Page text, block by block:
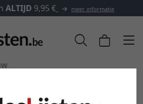
meer informatie
hout, aluminium en kunststof.